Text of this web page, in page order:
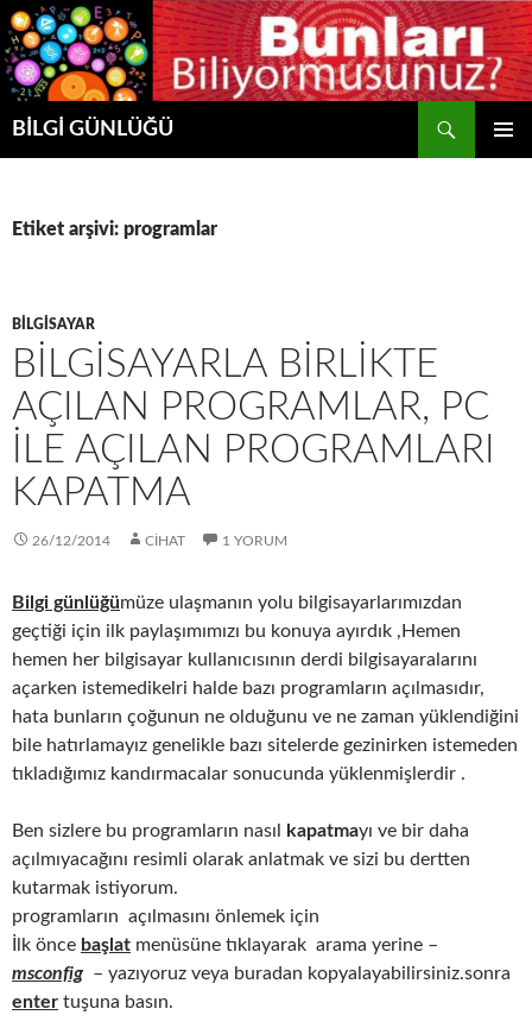
BİLGİ GÜNLÜĞÜ
Ara
Etiket arşivi: programlar
BILGISAYAR
BİLGİSAYARLA BİRLİKTE
AÇILAN PROGRAMLAR, PC
ILE AÇILAN PROGRAMLARI
KAPATMA
26/12/2014 CIHAT 1 YORUM
Bilgi günlüğümüze ulaşmanın yolu bilgisayarlarımızdan
geçtiği için ilk paylaşımımızı bu konuya ayırdık ,Hemen
hemen her bilgisayar kullanıcısının derdi bilgisayaralarını
açarken istemedikelri halde bazı programların açılmasıdır,
hata bunların çoğunun ne olduğunu ve ne zaman yüklendiğini
bile hatırlamayız genelikle bazı sitelerde gezinirken istemeden
tıkladığımız kandırmacalar sonucunda yüklenmişlerdir .
Ben sizlere bu programların nasıl kapatmayı ve bir daha
açılmıyacağını resimli olarak anlatmak ve sizi bu dertten
kutarmak istiyorum.
programların açılmasını önlemek için
İlk önce başlat menüsüne tıklayarak arama yerine –
msconfig– yazıyoruz veya buradan kopyalayabilirsiniz.sonra
enter tuşuna basın.